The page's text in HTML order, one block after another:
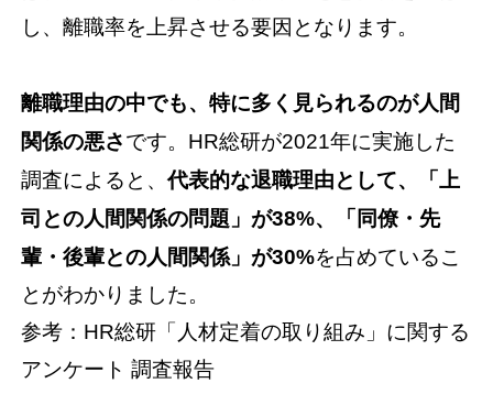
し、離職率を上昇させる要因となります。
離職理由の中でも、特に多く見られるのが人間
関係の悪さです。HR総研が2021年に実施した
調査によると、代表的な退職理由として、「上
司との人間関係の問題」が38%、「同僚・先
輩・後輩との人間関係」が30%を占めているこ
とがわかりました。
参考：HR総研「人材定着の取り組み」に関する
アンケート 調査報告